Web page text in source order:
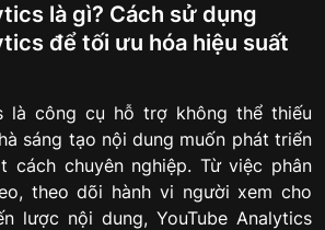
là gì? Cách sử dụng
để tối ưu hóa hiệu suất
là công cụ hỗ trợ không thể thiếu
sáng tạo nội dung muốn phát triển
cách chuyên nghiệp. Từ việc phân
theo dõi hành vi người xem cho
lược nội dung, YouTube Analytics